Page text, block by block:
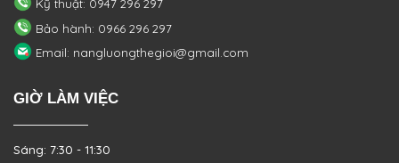
Kỹ thuật: 0947 296 297
Bảo hành: 0966 296 297
Email: nangluongthegioi@gmail.com
GIỜ LÀM VIỆC
Sáng: 7:30 - 11:30